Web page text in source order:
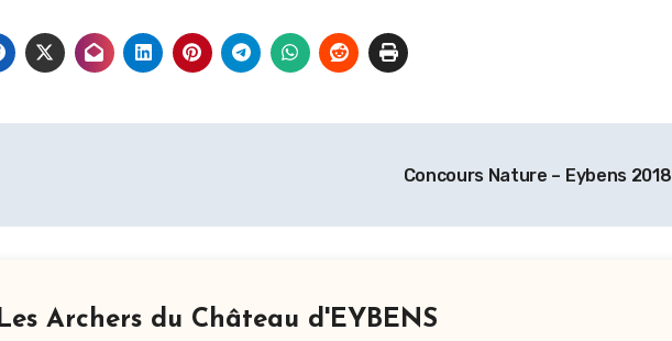
Concours Nature – Eybens 2018
Les Archers du Château d'EYBENS